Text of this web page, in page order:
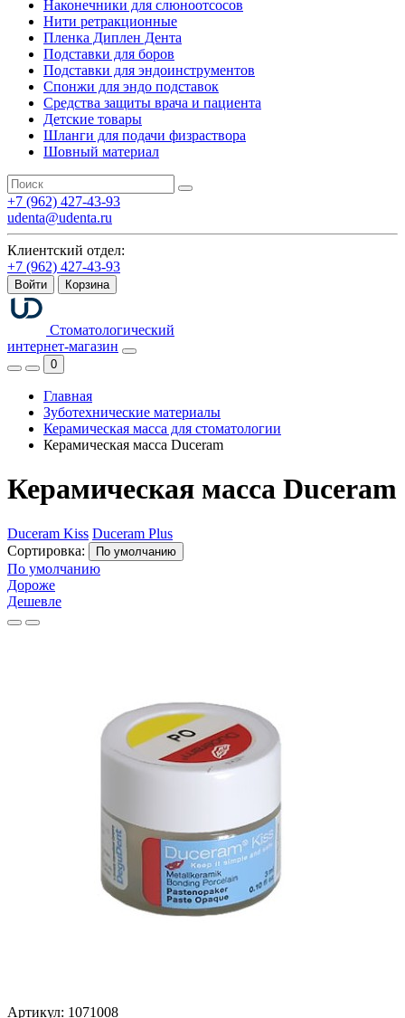
Наконечники для слюноотсосов
Нити ретракционные
Пленка Диплен Дента
Подставки для боров
Подставки для эндоинструментов
Спонжи для эндо подставок
Средства защиты врача и пациента
Детские товары
Шланги для подачи физраствора
Шовный материал
+7 (962) 427-43-93
udenta@udenta.ru
Клиентский отдел:
+7 (962) 427-43-93
Войти Корзина
Стоматологический
интернет-магазин
0
Главная
Зуботехнические материалы
Керамическая масса для стоматологии
Керамическая масса Duceram
Керамическая масса Duceram
Duceram Kiss Duceram Plus
Сортировка:
По умолчанию
По умолчанию
Дороже
Дешевле
Артикул: 1071008